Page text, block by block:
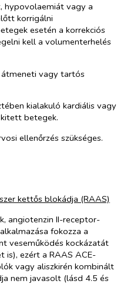
hypovolaemiát vagy a
korrigálni
esetén a korrekciós
kell a volumenterhelés
vagy tartós
kialakuló kardiális vagy
betegek.
ellenőrzés szükséges.
kettős blokádja (RAAS)
angiotenzin II-receptor-
fokozza a
veseműködés kockázatát
is), ezért a RAAS ACE-
vagy aliszkirén kombinált
nem javasolt (lásd 4.5 és